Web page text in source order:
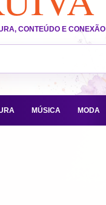
CONTEÚDO E CONEXÃO
MÚSICA MODA